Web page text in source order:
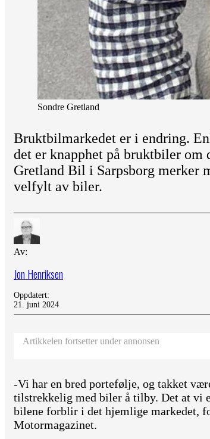
Sondre Gretland
Bruktbilmarkedet er i endring.
det er knapphet på bruktbiler om
Gretland Bil i Sarpsborg merker
velfylt av biler.
Av:
Jon Henriksen
Oppdatert:
21. juni 2024
Artikkelen fortsetter under annonsen
-Vi har en bred portefølje, og takket
tilstrekkelig med biler å tilby. Det at vi
bilene forblir i det hjemlige markedet,
Motormagazinet.